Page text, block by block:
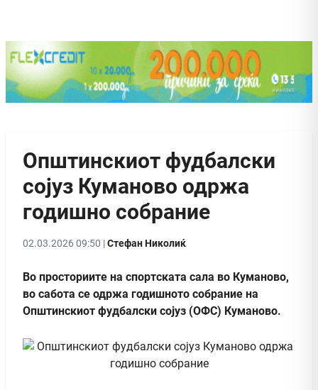
Општинскиот фудбалски
сојуз Куманово одржа
годишно собрание
02.03.2026 09:50 |Стефан Николиќ
Во просториите на спортската сала во Куманово,
во сабота се одржа годишното собрание на
Општинскиот фудбалски сојуз (ОФС) Куманово.